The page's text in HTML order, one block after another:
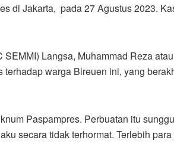
di Jakarta, pada 27 Agustus 2023.
Langsa, Muhammad Reza
warga Bireuen ini, yang
Paspampres. Perbuatan itu
secara tidak terhormat. Terlebih